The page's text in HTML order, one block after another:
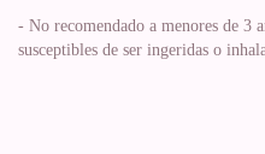
- No recomendado a menores de 3
susceptibles de ser ingeridas o